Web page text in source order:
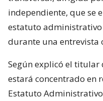
independiente, que se
estatuto administrativo
durante una entrevista
Según explicó el titular
estará concentrado en
Estatuto